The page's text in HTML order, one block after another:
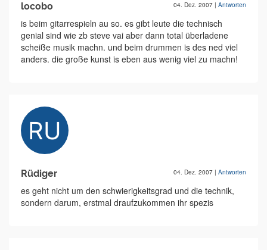
locobo 04. Dez. 2007 | Antworten
is beim gitarrespieln au so. es gibt leute die technisch
genial sind wie zb steve vai aber dann total überladene
scheiße musik machn. und beim drummen is des ned viel
anders. die große kunst is eben aus wenig viel zu machn!
Rüdiger 04. Dez. 2007 | Antworten
es geht nicht um den schwierigkeitsgrad und die technik,
sondern darum, erstmal draufzukommen ihr spezis